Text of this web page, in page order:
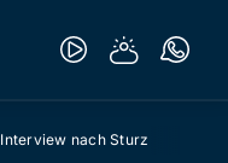
nach Sturz